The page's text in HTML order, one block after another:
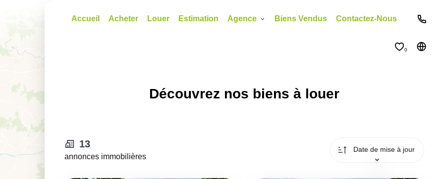
Accueil Acheter Louer Estimation Agence Biens Vendus Contactez-Nous
0
Découvrez nos biens à louer
Date de mise à jour
13
annonces immobilières